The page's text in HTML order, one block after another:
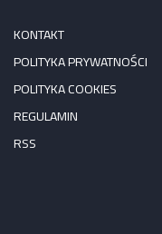
KONTAKT
POLITYKA PRYWATNOŚCI
POLITYKA COOKIES
REGULAMIN
RSS